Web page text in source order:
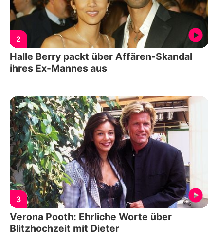
2
Halle Berry packt über Affären-Skandal
ihres Ex-Mannes aus
3
Verona Pooth: Ehrliche Worte über
Blitzhochzeit mit Dieter